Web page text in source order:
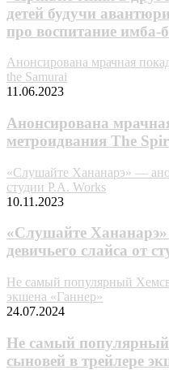
детей будучи
про воспитание имба-
Анонсирована мрачная
the Samurai
11.06.2023
Анонсирована
метроидвания The
«Слушайте Хананарэ» —
студии P.A. Works
10.11.2023
«Слушайте
девичьего слайса от
Не самый популярный
экшена «Ганнер»
24.07.2024
Не самый популярный
сыновей в трейлере